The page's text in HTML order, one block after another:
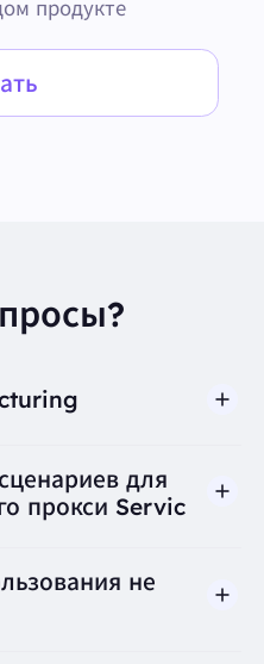
продукте
для
прокси Servic
не